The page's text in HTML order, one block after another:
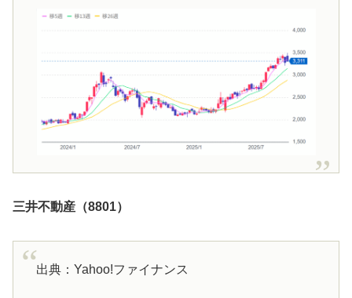
三井不動産（8801）
出典：Yahoo!ファイナンス